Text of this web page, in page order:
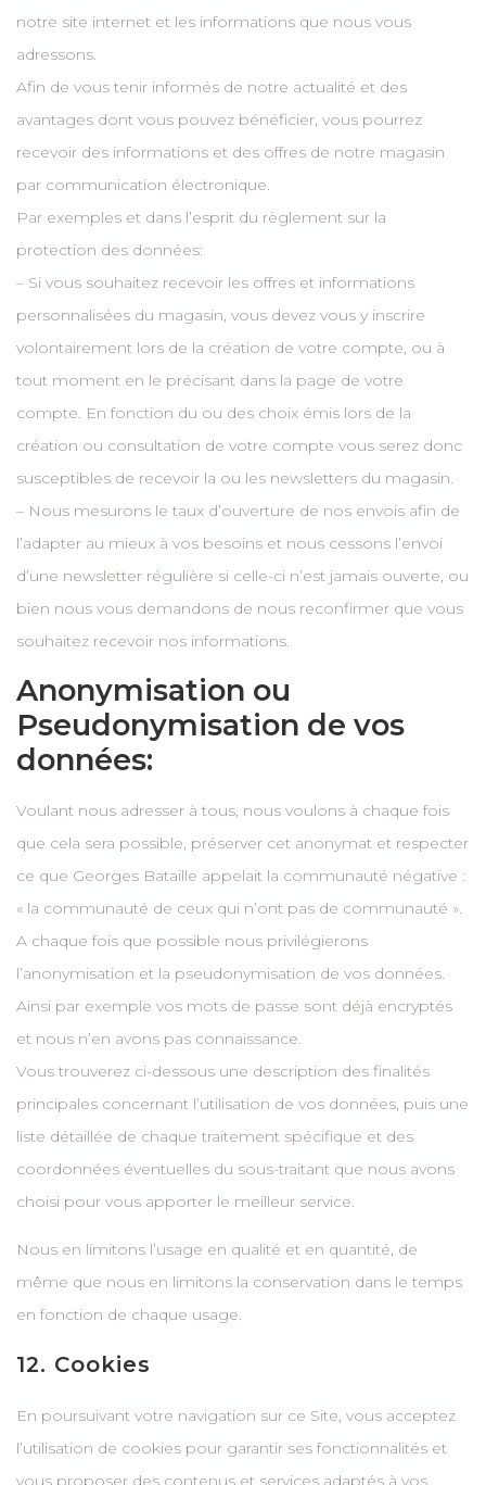
notre site internet et les informations que nous vous
adressons.
Afin de vous tenir informés de notre actualité et des
avantages dont vous pouvez bénéficier, vous pourrez
recevoir des informations et des offres de notre magasin
par communication électronique.
Par exemples et dans l’esprit du règlement sur la
protection des données:
– Si vous souhaitez recevoir les offres et informations
personnalisées du magasin, vous devez vous y inscrire
volontairement lors de la création de votre compte, ou à
tout moment en le précisant dans la page de votre
compte. En fonction du ou des choix émis lors de la
création ou consultation de votre compte vous serez donc
susceptibles de recevoir la ou les newsletters du magasin.
– Nous mesurons le taux d’ouverture de nos envois afin de
l’adapter au mieux à vos besoins et nous cessons l’envoi
d’une newsletter régulière si celle-ci n’est jamais ouverte, ou
bien nous vous demandons de nous reconfirmer que vous
souhaitez recevoir nos informations.
Anonymisation ou
Pseudonymisation de vos
données:
Voulant nous adresser à tous, nous voulons à chaque fois
que cela sera possible, préserver cet anonymat et respecter
ce que Georges Bataille appelait la communauté négative :
« la communauté de ceux qui n’ont pas de communauté ».
A chaque fois que possible nous privilégierons
l’anonymisation et la pseudonymisation de vos données.
Ainsi par exemple vos mots de passe sont déjà encryptés
et nous n’en avons pas connaissance.
Vous trouverez ci-dessous une description des finalités
principales concernant l’utilisation de vos données, puis une
liste détaillée de chaque traitement spécifique et des
coordonnées éventuelles du sous-traitant que nous avons
choisi pour vous apporter le meilleur service.
Nous en limitons l’usage en qualité et en quantité, de
même que nous en limitons la conservation dans le temps
en fonction de chaque usage.
12. Cookies
En poursuivant votre navigation sur ce Site, vous acceptez
l’utilisation de cookies pour garantir ses fonctionnalités et
vous proposer des contenus et services adaptés à vos